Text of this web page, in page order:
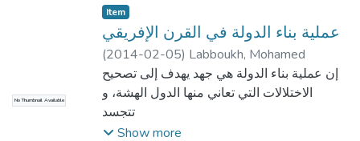
و للإشارة فإن التدخل لدواع إنسانية و الذي
تستخدم من خلاله الوحدات السياسية الدولية و
المنظمات الدولية القوة أو أية وسيلة أخرى –
كممارسة الضغط السياسي مثلا أو الدبلوماسي
أو الاقتصادي – غايته الرئيسية العمل على حماية
حقوق الإنسان و تكريسها في الواقع المعاش ،
لكن الممارسة الدولية أثبتت العكس من ذلك
No Thumbnail Available
Item
عملية بناء الدولة في القرن الإفريقي
(2014-02-05) Labboukh, Mohamed
إن عملية بناء الدولة هي جهد يهدف إلى تصحيح
الاختلالات التي تعاني منها الدول الهشة، و
تتجسد
هشاشة الدولة عندما تفتقر هياكلها للإرادة
Show more